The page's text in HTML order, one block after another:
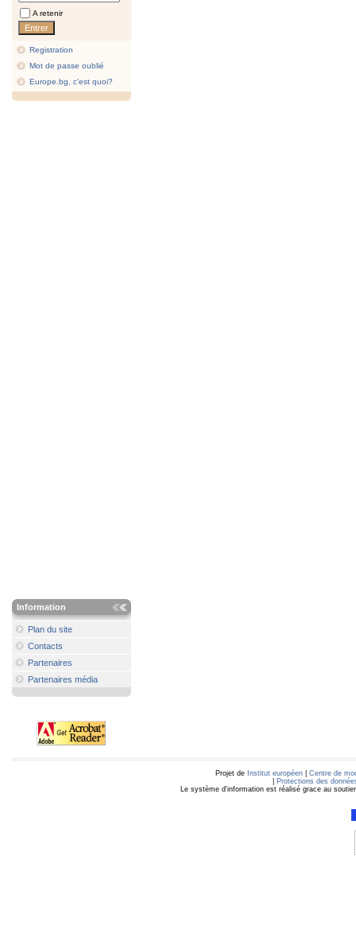
A retenir
Registration
Mot de passe oublié
Europe.bg, c'est quoi?
Information
Plan du site
Contacts
Partenaires
Partenaires média
Projet de Institut européen
Centre de
Protections des
Le système d'information est réalisé grace au